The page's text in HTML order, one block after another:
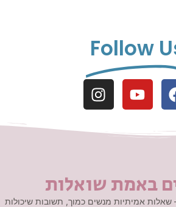
Follow
באמת שואלות
אמיתיות מנשים כמוך, תשובות שיכולות